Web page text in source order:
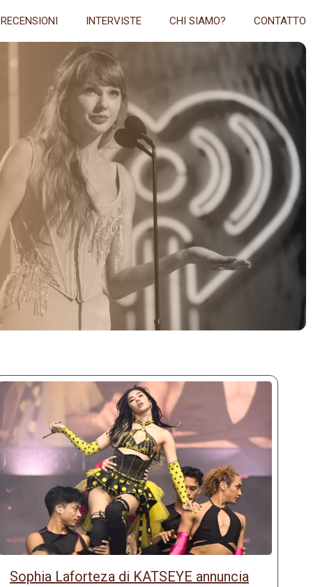
RECENSIONI INTERVISTE CHI SIAMO? CONTATTO
Sophia Laforteza di KATSEYE annuncia